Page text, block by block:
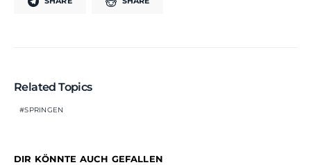
Related Topics
SPRINGEN
DIR KÖNNTE AUCH GEFALLEN